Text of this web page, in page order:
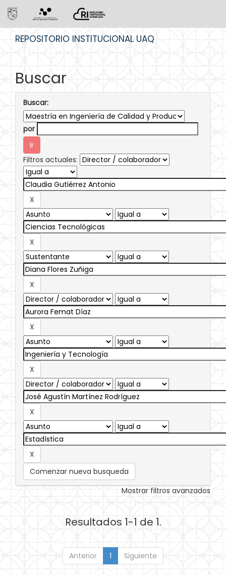
REPOSITORIO INSTITUCIONAL UAQ
Buscar
Buscar:
por
Filtros actuales:
Comenzar nueva busqueda
Mostrar filtros avanzados
Resultados 1-1 de 1.
Anterior 1 Siguiente